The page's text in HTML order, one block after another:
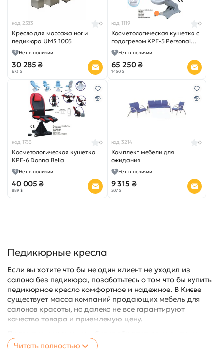
код 2583
Кресло для массажа ног и
педикюра UMS 1005
0
Нет в наличии
30 285 ₴
673 $
код 1119
Косметологическая кушетка с
подогревом KPE-5 Personal
Touch
0
Нет в наличии
65 250 ₴
1 450 $
код 1753
Косметологическая кушетка
KPE-6 Donna Bella
0
Нет в наличии
40 005 ₴
889 $
код 3214
Комплект мебели для
ожидания
0
Нет в наличии
9 315 ₴
207 $
Педикюрные кресла
Если вы хотите что бы не один клиент не уходил из
салона без педикюра, позаботьтесь о том что бы купить
педикюрное кресло комфортное и надежное. В Киеве
существует масса компаний продающих мебель для
салонов красоты, но далеко не все гарантируют
качество товара и приемлемую цену.
Украинские Медицинские Системы, профессиональные
Читать полностью